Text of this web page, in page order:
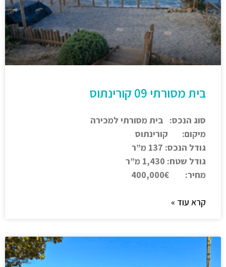
בית מסורתי 09 קורינתוס
סוג הנכס: בית מסורתי למכירה
מיקום: קורינתוס
גודל הנכס: 137 מ”ר
גודל שטח: 1,430 מ”ר
מחיר: 400,000€
קרא עוד »